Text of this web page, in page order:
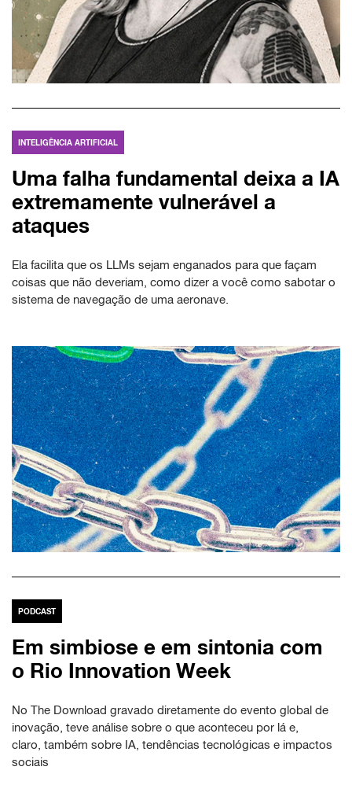
INTELIGÊNCIA ARTIFICIAL
Uma falha fundamental deixa a IA
extremamente vulnerável a
ataques
Ela facilita que os LLMs sejam enganados para que façam
coisas que não deveriam, como dizer a você como sabotar o
sistema de navegação de uma aeronave.
PODCAST
Em simbiose e em sintonia com
o Rio Innovation Week
No The Download gravado diretamente do evento global de
inovação, teve análise sobre o que aconteceu por lá e,
claro, também sobre IA, tendências tecnológicas e impactos
sociais